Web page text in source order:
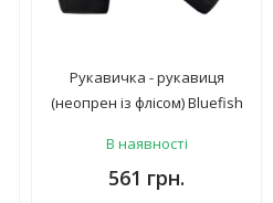
Рукавичка - рукавиця
(неопрен із флісом) Bluefish
В наявності
561 грн.